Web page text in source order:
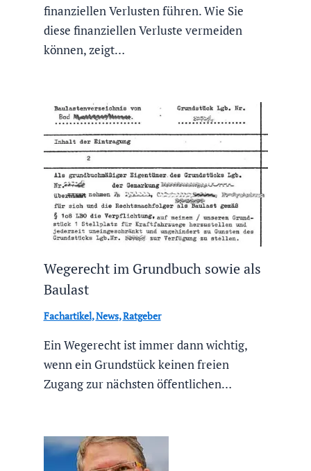
finanziellen Verlusten führen. Wie Sie
diese finanziellen Verluste vermeiden
können, zeigt…
Wegerecht im Grundbuch sowie als
Baulast
Fachartikel,News,Ratgeber
Ein Wegerecht ist immer dann wichtig,
wenn ein Grundstück keinen freien
Zugang zur nächsten öffentlichen…